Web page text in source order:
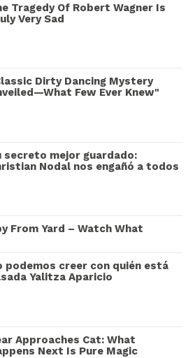
Tragedy Of Robert Wagner Is
Very Sad
Dirty Dancing Mystery
Few Ever Knew"
secreto mejor guardado:
Nodal nos engañó a todos
From Yard – Watch What
podemos creer con quién está
Yalitza Aparicio
Approaches Cat: What
Next Is Pure Magic